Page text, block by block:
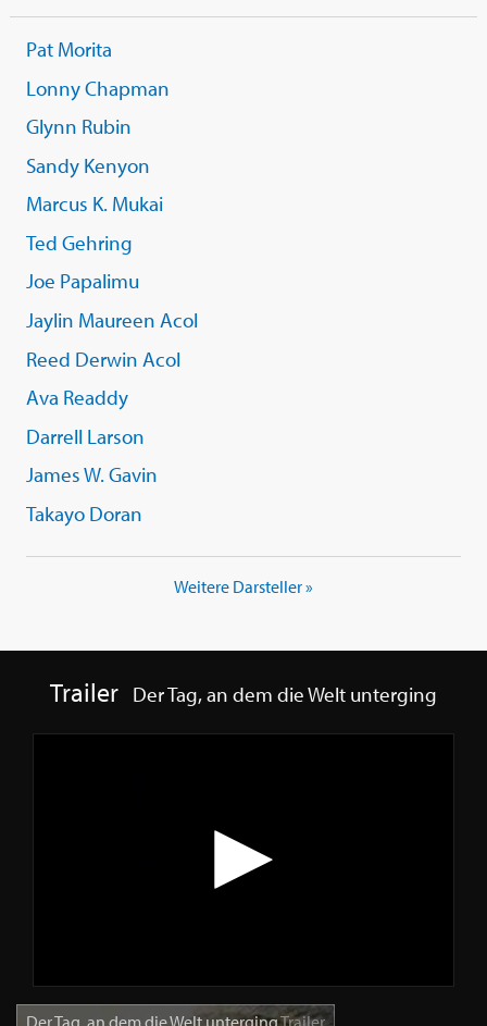
Pat Morita
Lonny Chapman
Glynn Rubin
Sandy Kenyon
Marcus K. Mukai
Ted Gehring
Joe Papalimu
Jaylin Maureen Acol
Reed Derwin Acol
Ava Readdy
Darrell Larson
James W. Gavin
Takayo Doran
Weitere Darsteller »
Trailer Der Tag, an dem die Welt unterging
Der Tag, an dem die Welt untergingTrailer